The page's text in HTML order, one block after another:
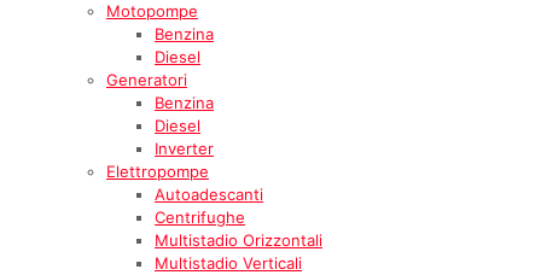
Motopompe
Benzina
Diesel
Generatori
Benzina
Diesel
Inverter
Elettropompe
Autoadescanti
Centrifughe
Multistadio Orizzontali
Multistadio Verticali